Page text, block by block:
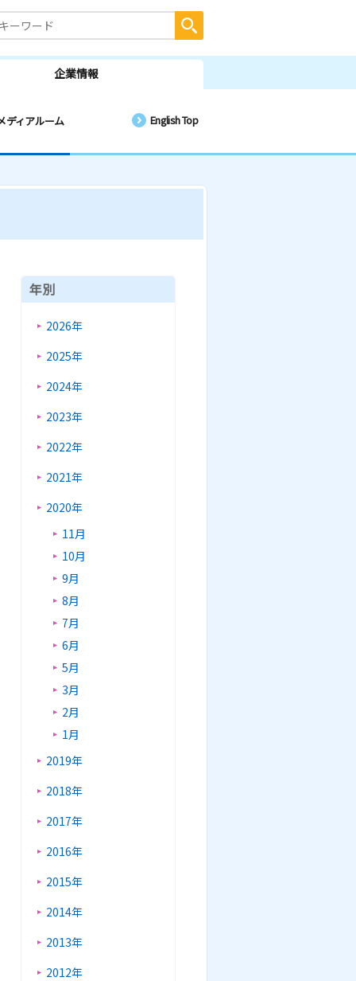
企業情報
ディアルーム English Top
年別
2026年
2025年
2024年
2023年
2022年
2021年
2020年
11月
10月
9月
8月
7月
6月
5月
3月
2月
1月
2019年
2018年
2017年
2016年
2015年
2014年
2013年
2012年